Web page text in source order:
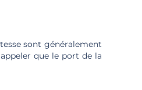
sont généralement
que le port de la